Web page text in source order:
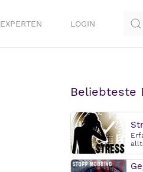
EXPERTEN LOGIN
Beliebteste